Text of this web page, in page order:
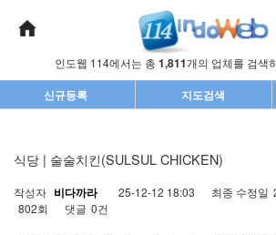
인도웹 114에서는 총 1,811개의 업체를 검색
신규등록 지도검색
식당 | 술술치킨(SULSUL CHICKEN)
작성자 비다까라 25-12-12 18:03 최종 수정일
802회
댓글 0건